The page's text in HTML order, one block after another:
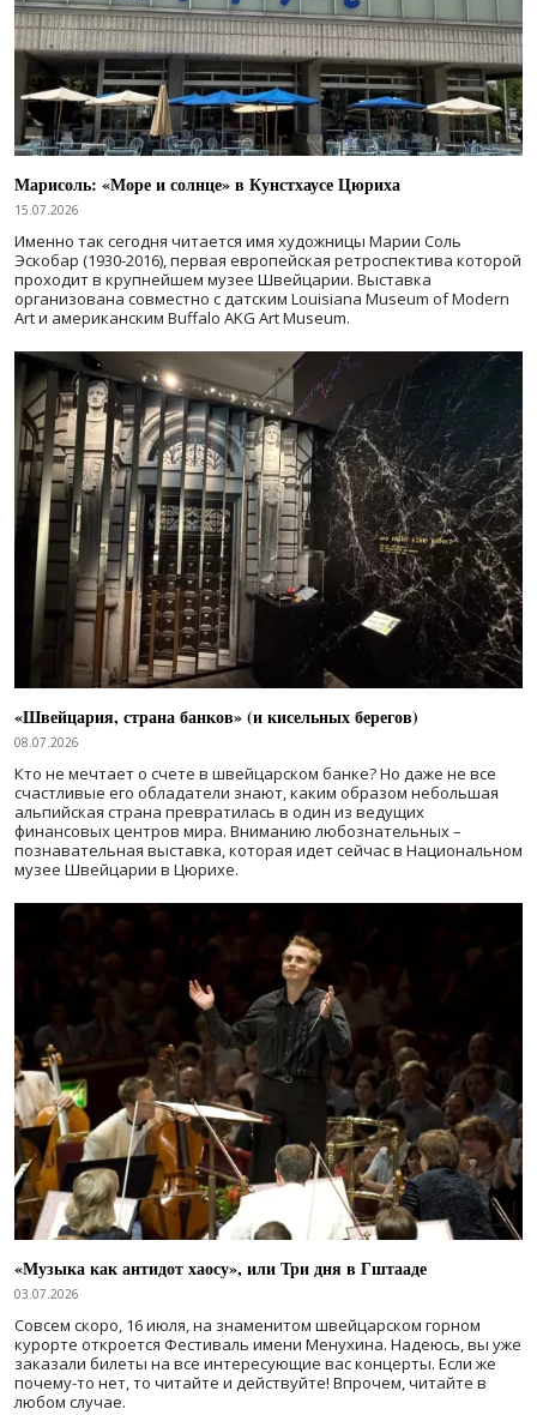
Марисоль: «Море и солнце» в Кунстхаусе Цюриха
15.07.2026
Именно так сегодня читается имя художницы Марии Соль
Эскобар (1930-2016), первая европейская ретроспектива которой
проходит в крупнейшем музее Швейцарии. Выставка
организована совместно с датским Louisiana Museum of Modern
Art и американским Buffalo AKG Art Museum.
«Швейцария, страна банков» (и кисельных берегов)
08.07.2026
Кто не мечтает о счете в швейцарском банке? Но даже не все
счастливые его обладатели знают, каким образом небольшая
альпийская страна превратилась в один из ведущих
финансовых центров мира. Вниманию любознательных –
познавательная выставка, которая идет сейчас в Национальном
музее Швейцарии в Цюрихе.
«Музыка как антидот хаосу», или Три дня в Гштааде
03.07.2026
Совсем скоро, 16 июля, на знаменитом швейцарском горном
курорте откроется Фестиваль имени Менухина. Надеюсь, вы уже
заказали билеты на все интересующие вас концерты. Если же
почему-то нет, то читайте и действуйте! Впрочем, читайте в
любом случае.